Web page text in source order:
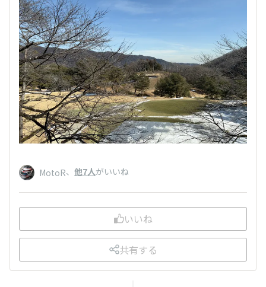
MotoR、 他7人がいいね
いいね
共有する